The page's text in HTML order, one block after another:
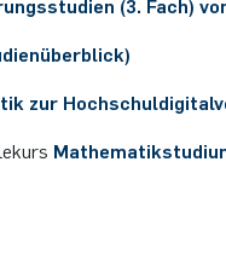
(3. Fach)
zur